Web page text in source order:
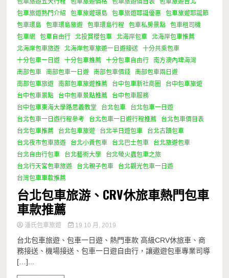
包車旅遊熱門介紹
包車旅遊環島 包車旅遊耶誕優惠
包車旅遊耶誕節
包車環島
包車環島旅遊 包車環島行程 包車私房景點
包車租司機
包車網
包車自由行 北投賞櫻包車 北海岸包車
北海岸包車推薦
北海岸包車旅遊
北海岸包車旅遊一日遊接送
十分共乘包車
十分包車一日遊
十分包車推薦 十分包車自由行
南方澳內埤海灣
南部包車
南部包車一日遊 南部包車價錢
南部包車兩日遊
南部包車旅遊
南部包車旅遊推薦 台中包車新社商圈
台中包車旅遊
台中包車景點
台中包車景點推薦
台中包車服務
台中包車東海大學路思義教堂
台北包車
台北包車一日遊
台北包車一日遊行程參考
台北包車一日遊行程推薦
台北包車價目表
台北包車推薦
台北包車旅遊 台北半日遊包車
台北古蹟包車
台北夜市包車旅遊
台北小黃包車 台北巴士包車
台北旅遊包車
台北自由行包車
台北藝術大學
台北螢火蟲包車之旅
台北行天宮包車旅遊
台北親子包車
台北觀光包車一日遊
台灣包車車款推薦
台北包車旅游、CRV休旅車熱門包車
車款推薦
潘氏包車旅遊 19 10 月, 2019
台北包車旅遊、包車一日遊、熱門車款 高級CRV休旅車、商
務接送、機場接送、包車一日遊自由行，讓遨遊包車專業司導
[…]...